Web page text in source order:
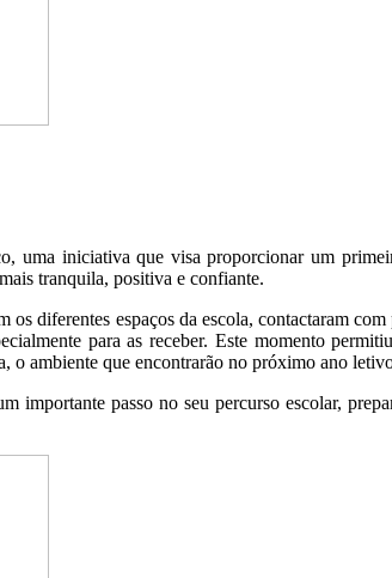
uma iniciativa que visa proporcionar um
tranquila, positiva e confiante.
diferentes espaços da escola, contactaram com
para as receber. Este momento
o ambiente que encontrarão no próximo ano
importante passo no seu percurso escolar,